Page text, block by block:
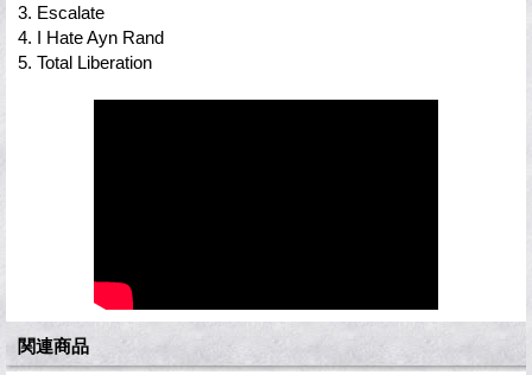
3. Escalate
4. I Hate Ayn Rand
5. Total Liberation
関連商品